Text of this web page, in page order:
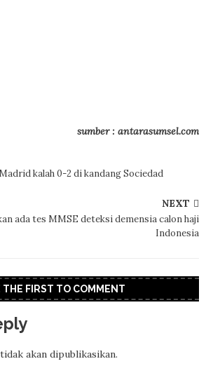
sumber : antarasumsel.com
kalah 0-2 di kandang Sociedad
NEXT
ada tes MMSE deteksi demensia calon haji
Indonesia
THE FIRST TO COMMENT
akan dipublikasikan.